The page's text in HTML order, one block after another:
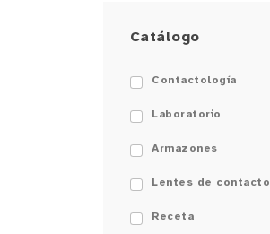
Catálogo
Contactología
Laboratorio
Armazones
Lentes de contacto
Receta